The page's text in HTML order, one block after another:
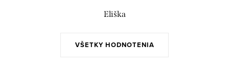
VŠETKY HODNOTENIA
Eliška